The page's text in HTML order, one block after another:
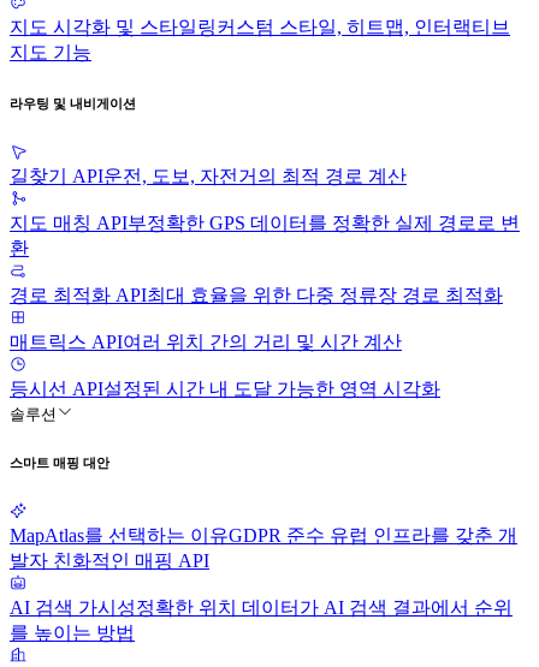
지도 시각화 및 스타일링커스텀 스타일, 히트맵, 인터랙티브
지도 기능
라우팅 및 내비게이션
길찾기 API운전, 도보, 자전거의 최적 경로 계산
지도 매칭 API부정확한 GPS 데이터를 정확한 실제 경로로 변
환
경로 최적화 API최대 효율을 위한 다중 정류장 경로 최적화
매트릭스 API여러 위치 간의 거리 및 시간 계산
등시선 API설정된 시간 내 도달 가능한 영역 시각화
솔루션
스마트 매핑 대안
MapAtlas를 선택하는 이유GDPR 준수 유럽 인프라를 갖춘 개
발자 친화적인 매핑 API
AI 검색 가시성정확한 위치 데이터가 AI 검색 결과에서 순위
를 높이는 방법